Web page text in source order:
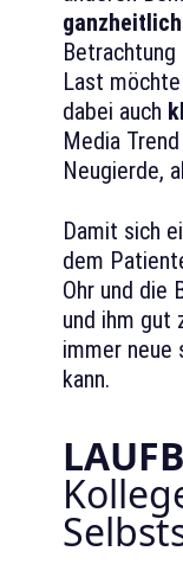
Betrachtung
Last
dabei auch
Media
Neugierde,
Damit sich
dem
Ohr und die
und ihm gut
immer neue
kann.